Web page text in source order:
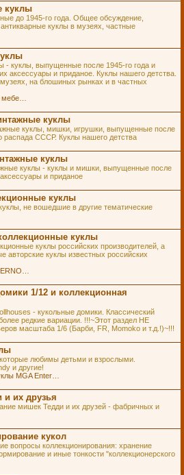
куклы
до 1945-го года. Общее обсуждение,
куклы в музеях, частные
- куклы, выпущенные после 1945-го года и
аксессуары и приданое. Куклы нашего детства.
на блошиных рынках и в частных
куклы
куклы, мишки, игрушки, выпущенные после
распада СССР. Куклы нашего детства
куклы
куклы - куклы и мишки, выпущенные после
и приданое
куклы
не вошедшие в другие тематические
куклы
куклы российских производителей, а
авторские куклы известных российских
1/12 и коллекционная
- кукольные домики. Классический
редкие вариации. !!!~Этот раздел НЕ
масштаба 1/6 (Барби, FR, Momoko и т.д.!)~!!!
любимы детьми и взрослыми.
и другие!
их друзья
мишек Тедди и их друзей - фабричных и
кукол
вопросы коллекционирования: хранение
и иные тонкости "коллекционерского